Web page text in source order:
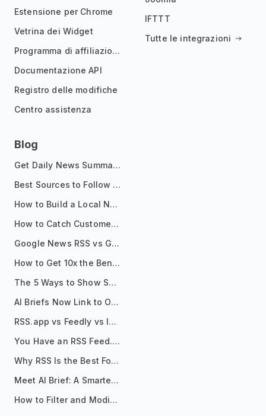
Estensione per Chrome
Vetrina dei Widget
Programma di affiliazione
Documentazione API
Registro delle modifiche
Centro assistenza
IFTTT
Tutte le integrazioni
Blog
Get Daily News Summaries About Any Topic in Telegram, Discord, Slack, and Email
Best Sources to Follow for Crypto News in Your Reader (2026)
How to Build a Local News Hub That Updates Itself
How to Catch Customer Problems Before They Become Support Tickets
Google News RSS vs Google Alerts: Which Is Better for News Monitoring?
How to Get 10x the Benefits of Google Alerts
The 5 Ways to Show Sources in Your AI Brief, And When to Use Each
AI Briefs Now Link to Original Sources. Here's Why It Matters
RSS.app vs Feedly vs Inoreader: Which One Is Actually Right for You?
You Have an RSS Feed. Now What?
Why RSS Is the Best Format for AI Agents in 2026
Meet AI Brief: A Smarter Way to Stay on Top of Information
How to Filter and Modify RSS Feeds